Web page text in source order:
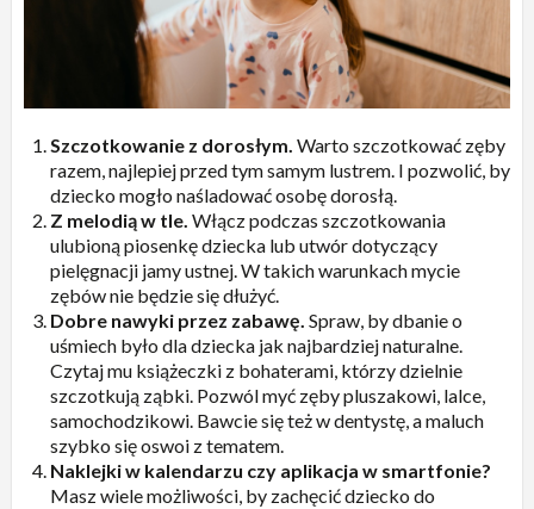
Szczotkowanie z dorosłym. Warto szczotkować zęby
razem, najlepiej przed tym samym lustrem. I pozwolić, by
dziecko mogło naśladować osobę dorosłą.
Z melodią w tle. Włącz podczas szczotkowania
ulubioną piosenkę dziecka lub utwór dotyczący
pielęgnacji jamy ustnej. W takich warunkach mycie
zębów nie będzie się dłużyć.
Dobre nawyki przez zabawę. Spraw, by dbanie o
uśmiech było dla dziecka jak najbardziej naturalne.
Czytaj mu książeczki z bohaterami, którzy dzielnie
szczotkują ząbki. Pozwól myć zęby pluszakowi, lalce,
samochodzikowi. Bawcie się też w dentystę, a maluch
szybko się oswoi z tematem.
Naklejki w kalendarzu czy aplikacja w smartfonie?
Masz wiele możliwości, by zachęcić dziecko do